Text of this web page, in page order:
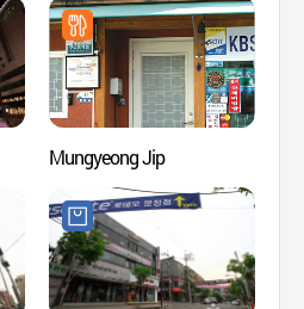
рыбаловства) (가락동
(가락농수산물 도매시장))
Mungyeong Jip